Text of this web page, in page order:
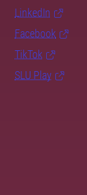
LinkedIn
Facebook
TikTok
SLU Play